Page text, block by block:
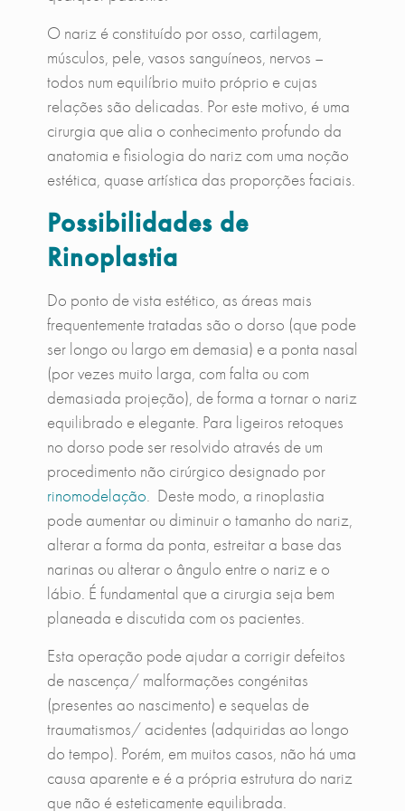
O nariz é constituído por osso, cartilagem,
músculos, pele, vasos sanguíneos, nervos –
todos num equilíbrio muito próprio e cujas
relações são delicadas. Por este motivo, é uma
cirurgia que alia o conhecimento profundo da
anatomia e fisiologia do nariz com uma noção
estética, quase artística das proporções faciais.
Possibilidades de
Rinoplastia
Do ponto de vista estético, as áreas mais
frequentemente tratadas são o dorso (que pode
ser longo ou largo em demasia) e a ponta nasal
(por vezes muito larga, com falta ou com
demasiada projeção), de forma a tornar o nariz
equilibrado e elegante. Para ligeiros retoques
no dorso pode ser resolvido através de um
procedimento não cirúrgico designado por
rinomodelação. Deste modo, a rinoplastia
pode aumentar ou diminuir o tamanho do nariz,
alterar a forma da ponta, estreitar a base das
narinas ou alterar o ângulo entre o nariz e o
lábio. É fundamental que a cirurgia seja bem
planeada e discutida com os pacientes.
Esta operação pode ajudar a corrigir defeitos
de nascença/ malformações congénitas
(presentes ao nascimento) e sequelas de
traumatismos/ acidentes (adquiridas ao longo
do tempo). Porém, em muitos casos, não há uma
causa aparente e é a própria estrutura do nariz
que não é esteticamente equilibrada.